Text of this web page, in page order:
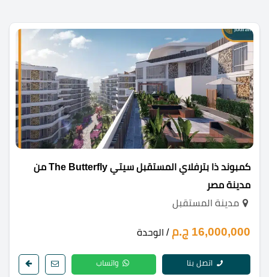
كمبوند ذا بترفلاي المستقبل سيتي The Butterfly من
مدينة مصر
مدينة المستقبل
16,000,000 ج.م / الوحدة
اتصل بنا واتساب